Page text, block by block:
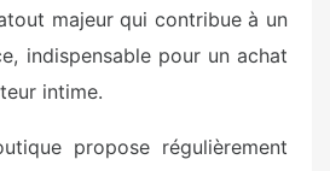
majeur qui contribue à un
indispensable pour un achat
intime.
propose régulièrement